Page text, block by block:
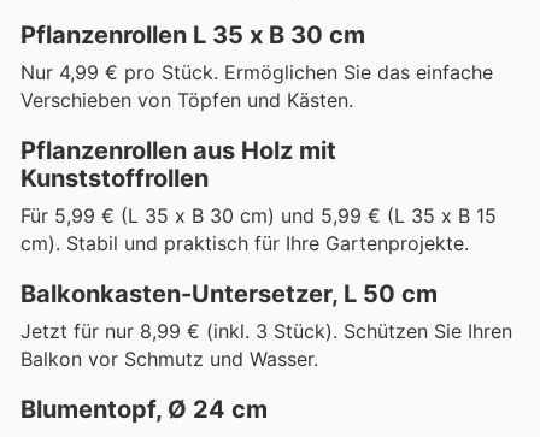
Pflanzenrollen L 35 x B 30 cm
Nur 4,99 € pro Stück. Ermöglichen Sie das einfache
Verschieben von Töpfen und Kästen.
Pflanzenrollen aus Holz mit
Kunststoffrollen
Für 5,99 € (L 35 x B 30 cm) und 5,99 € (L 35 x B 15
cm). Stabil und praktisch für Ihre Gartenprojekte.
Balkonkasten-Untersetzer, L 50 cm
Jetzt für nur 8,99 € (inkl. 3 Stück). Schützen Sie Ihren
Balkon vor Schmutz und Wasser.
Blumentopf, Ø 24 cm